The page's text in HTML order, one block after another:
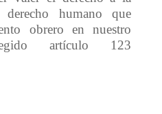
humano que
obrero en nuestro
artículo 123